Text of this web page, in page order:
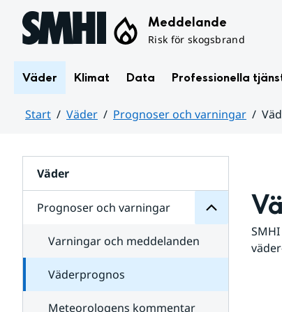
Hoppa till sidans innehåll Meddelande
Risk för skogsbrand
Väder Klimat Data Professionella
Start Väder Prognoser och varningar
Väder
Prognoser och varningar
för
varningar
Varningar och meddelanden
Väderprognos
Meteorologens kommentar